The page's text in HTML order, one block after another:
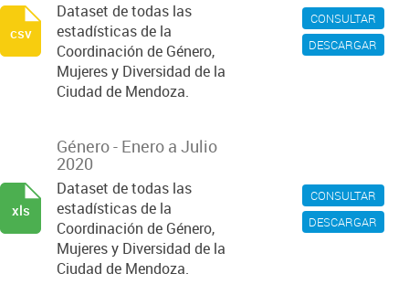
CONSULTAR
DESCARGAR
Dataset de todas las
estadísticas de la
Coordinación de Género,
Mujeres y Diversidad de la
Ciudad de Mendoza.
csv
CONSULTAR
DESCARGAR
Género - Enero a Julio
2020
Dataset de todas las
estadísticas de la
Coordinación de Género,
Mujeres y Diversidad de la
Ciudad de Mendoza.
xls